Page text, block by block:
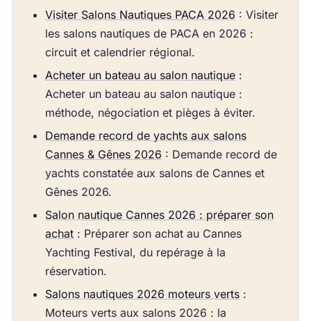
Visiter Salons Nautiques PACA 2026 : Visiter
les salons nautiques de PACA en 2026 :
circuit et calendrier régional.
Acheter un bateau au salon nautique:
Acheter un bateau au salon nautique :
méthode, négociation et pièges à éviter.
Demande record de yachts aux salons
Cannes & Gênes 2026 : Demande record de
yachts constatée aux salons de Cannes et
Gênes 2026.
Salon nautique Cannes 2026 : préparer son
achat: Préparer son achat au Cannes
Yachting Festival, du repérage à la
réservation.
Salons nautiques 2026 moteurs verts:
Moteurs verts aux salons 2026 : la